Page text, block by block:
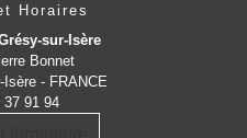
Horaires
sur-Isère
Bonnet
- FRANCE
91 94